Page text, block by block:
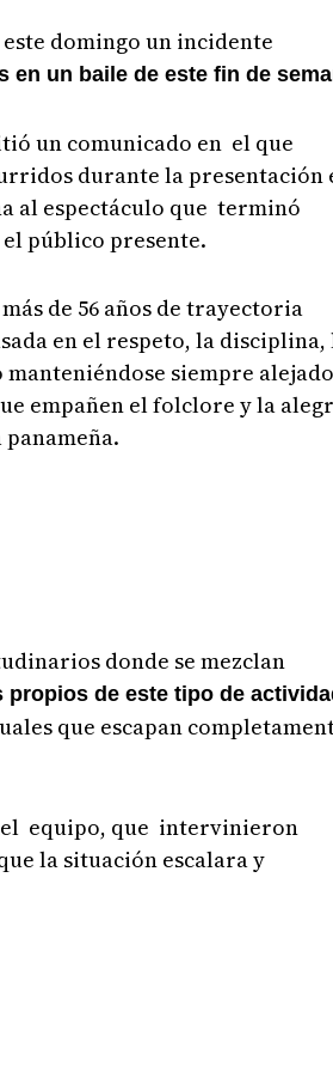
domingo un incidente
en un baile de este fin de
un comunicado en el que
durante la presentación
al espectáculo que terminó
público presente.
de 56 años de trayectoria
en el respeto, la disciplina,
siempre
empañen el folclore y la
donde se mezclan
de este tipo de
que escapan
equipo, que intervinieron
la situación escalara y